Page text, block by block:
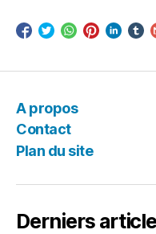
A propos
Contact
Plan du site
Derniers